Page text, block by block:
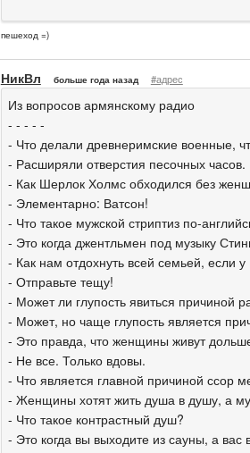
пешеход =)
НикВл больше года назад #адрес
Из вопросов армянскому радио
- - - - -
- Что делали древнеримские военные,
- Расширяли отверстия песочных часов.
- Как Шерлок Холмс обходился без
- Элементарно: Ватсон!
- Что такое мужской стриптиз по-
- Это когда джентльмен под музыку
- Как нам отдохнуть всей семьей, если у
- Отправьте тещу!
- Может ли глупость явиться причиной
- Может, но чаще глупость является
- Это правда, что женщины живут
- Не все. Только вдовы.
- Что является главной причиной ссор
- Женщины хотят жить душа в душу, а
- Что такое контрастный душ?
- Это когда вы выходите из сауны, а